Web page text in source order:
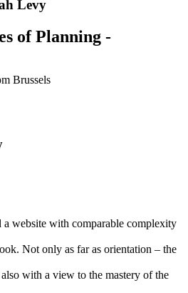
Levy
of Planning -
Brussels
website with comparable complexity
Not only as far as orientation – the
with a view to the mastery of the